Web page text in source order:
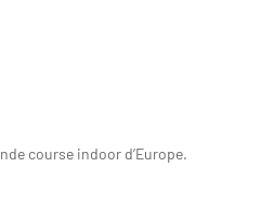
course indoor d’Europe.